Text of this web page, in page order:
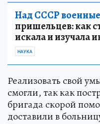
Над СССР военные
пришельцев: как
искала и изучала
НАУКА
Реализовать свой
смогли, так как
бригада скорой
доставили в